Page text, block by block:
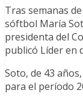
Tras semanas
sóftbol María
presidenta del
publicó Líder en
Soto, de 43
para el período